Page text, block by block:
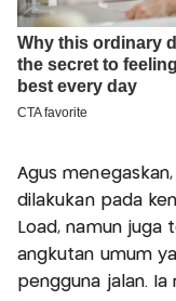
Agus
dilakukan pada
Load, namun juga
angkutan umum
pengguna jalan.